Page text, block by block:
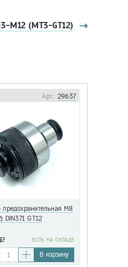
М12 (MT3-GT12)
Арт.: 29637
предохранительная М8
DIN371 GT12
a EСТЬ НА СКЛАДЕ
В корзину